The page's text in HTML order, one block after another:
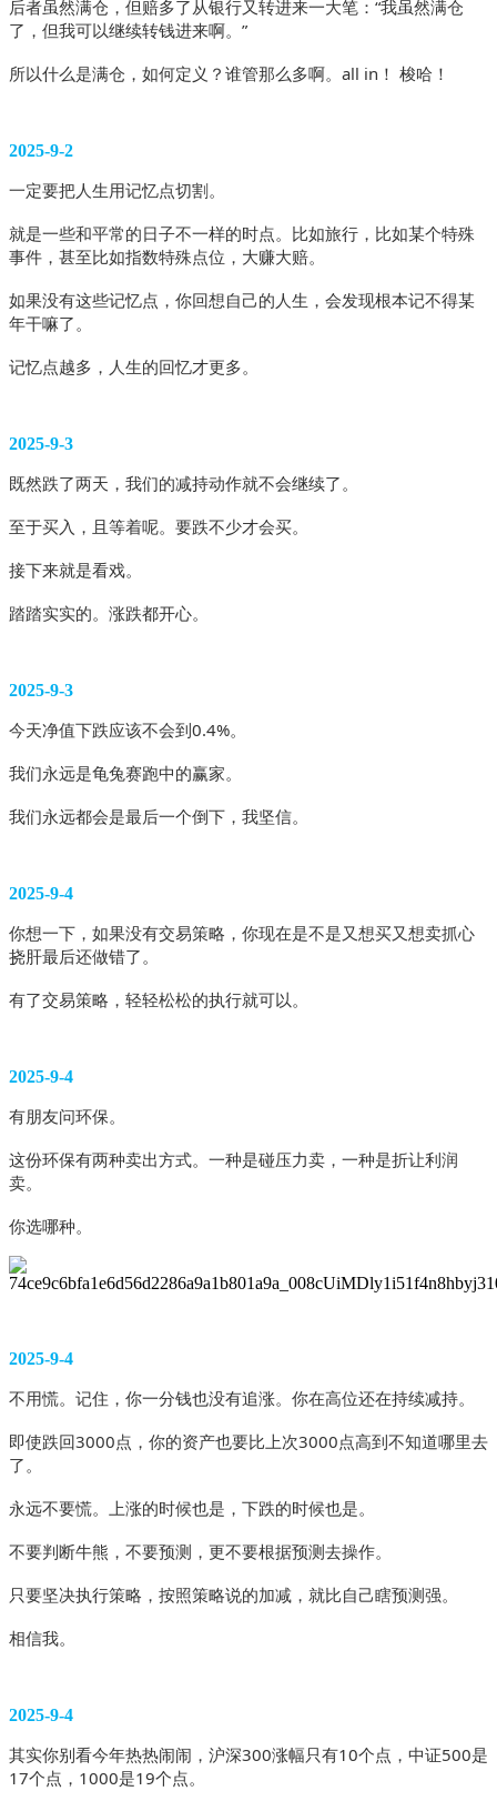
后者虽然满仓，但赔多了从银行又转进来一大笔：“我虽然满仓
了，但我可以继续转钱进来啊。”
所以什么是满仓，如何定义？谁管那么多啊。all in！ 梭哈！
2025-9-2
一定要把人生用记忆点切割。
就是一些和平常的日子不一样的时点。比如旅行，比如某个特殊
事件，甚至比如指数特殊点位，大赚大赔。
如果没有这些记忆点，你回想自己的人生，会发现根本记不得某
年干嘛了。
记忆点越多，人生的回忆才更多。
2025-9-3
既然跌了两天，我们的减持动作就不会继续了。
至于买入，且等着呢。要跌不少才会买。
接下来就是看戏。
踏踏实实的。涨跌都开心。
2025-9-3
今天净值下跌应该不会到0.4%。
我们永远是龟兔赛跑中的赢家。
我们永远都会是最后一个倒下，我坚信。
2025-9-4
你想一下，如果没有交易策略，你现在是不是又想买又想卖抓心
挠肝最后还做错了。
有了交易策略，轻轻松松的执行就可以。
2025-9-4
有朋友问环保。
这份环保有两种卖出方式。一种是碰压力卖，一种是折让利润
卖。
你选哪种。
2025-9-4
不用慌。记住，你一分钱也没有追涨。你在高位还在持续减持。
即使跌回3000点，你的资产也要比上次3000点高到不知道哪里去
了。
永远不要慌。上涨的时候也是，下跌的时候也是。
不要判断牛熊，不要预测，更不要根据预测去操作。
只要坚决执行策略，按照策略说的加减，就比自己瞎预测强。
相信我。
2025-9-4
其实你别看今年热热闹闹，沪深300涨幅只有10个点，中证500是
17个点，1000是19个点。